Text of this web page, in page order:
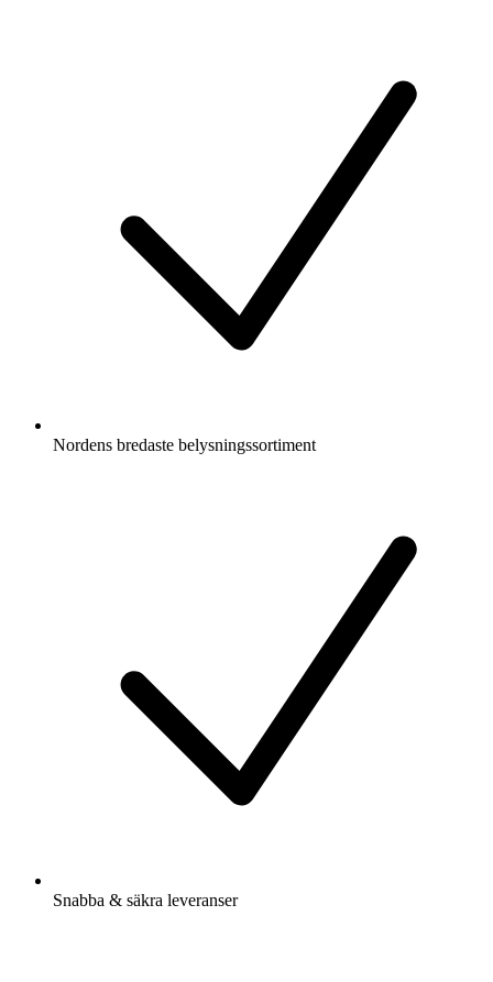
Nordens bredaste belysningssortiment
Snabba & säkra leveranser